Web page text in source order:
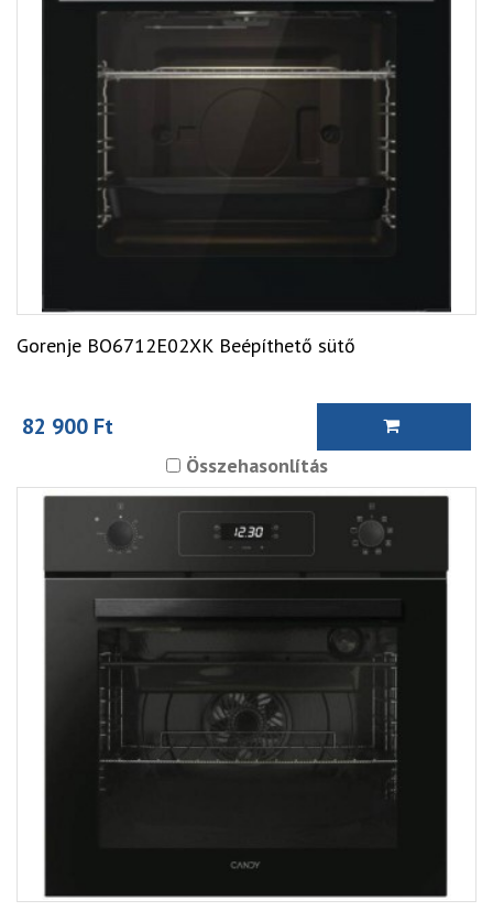
Gorenje BO6712E02XK Beépíthető sütő
82 900 Ft
Összehasonlítás